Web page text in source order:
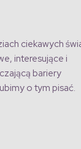
ciekawych
interesujące i
bariery
o tym pisać.